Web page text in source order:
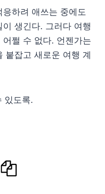
하려 애쓰는 중에도
생긴다. 그러다 여행
쩔 수 없다. 언젠가는
붙잡고 새로운 여행 계
있도록.